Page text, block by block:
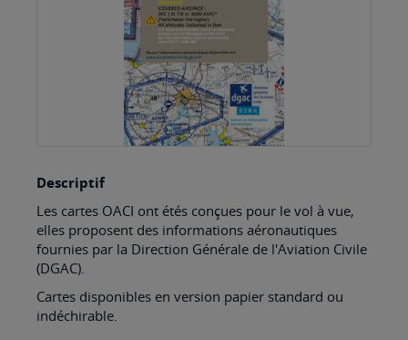
to
the
beginning
of
the
images
Descriptif
Les cartes OACI ont étés conçues pour le vol à vue,
elles proposent des informations aéronautiques
fournies par la Direction Générale de l'Aviation Civile
(DGAC).
Cartes disponibles en version papier standard ou
indéchirable.